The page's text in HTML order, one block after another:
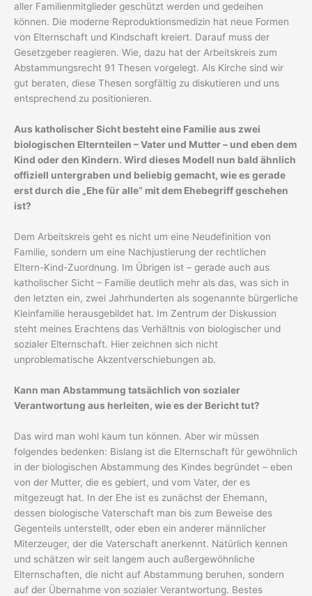
aller Familienmitglieder geschützt werden und gedeihen
können. Die moderne Reproduktionsmedizin hat neue Formen
von Elternschaft und Kindschaft kreiert. Darauf muss der
Gesetzgeber reagieren. Wie, dazu hat der Arbeitskreis zum
Abstammungsrecht 91 Thesen vorgelegt. Als Kirche sind wir
gut beraten, diese Thesen sorgfältig zu diskutieren und uns
entsprechend zu positionieren.
Aus katholischer Sicht besteht eine Familie aus zwei
biologischen Elternteilen – Vater und Mutter – und eben dem
Kind oder den Kindern. Wird dieses Modell nun bald ähnlich
offiziell untergraben und beliebig gemacht, wie es gerade
erst durch die „Ehe für alle“ mit dem Ehebegriff geschehen
ist?
Dem Arbeitskreis geht es nicht um eine Neudefinition von
Familie, sondern um eine Nachjustierung der rechtlichen
Eltern-Kind-Zuordnung. Im Übrigen ist – gerade auch aus
katholischer Sicht – Familie deutlich mehr als das, was sich in
den letzten ein, zwei Jahrhunderten als sogenannte bürgerliche
Kleinfamilie herausgebildet hat. Im Zentrum der Diskussion
steht meines Erachtens das Verhältnis von biologischer und
sozialer Elternschaft. Hier zeichnen sich nicht
unproblematische Akzentverschiebungen ab.
Kann man Abstammung tatsächlich von sozialer
Verantwortung aus herleiten, wie es der Bericht tut?
Das wird man wohl kaum tun können. Aber wir müssen
folgendes bedenken: Bislang ist die Elternschaft für gewöhnlich
in der biologischen Abstammung des Kindes begründet – eben
von der Mutter, die es gebiert, und vom Vater, der es
mitgezeugt hat. In der Ehe ist es zunächst der Ehemann,
dessen biologische Vaterschaft man bis zum Beweise des
Gegenteils unterstellt, oder eben ein anderer männlicher
Miterzeuger, der die Vaterschaft anerkennt. Natürlich kennen
und schätzen wir seit langem auch außergewöhnliche
Elternschaften, die nicht auf Abstammung beruhen, sondern
auf der Übernahme von sozialer Verantwortung. Bestes